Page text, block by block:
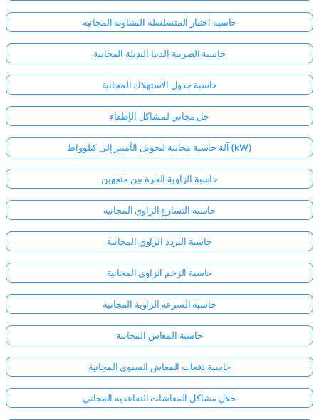
حاسبة اختبار المتسلسلة المتناوبة المجانية
حاسبة الضريبة الدنيا البديلة المجانية
حاسبة جدول الاستهلاك المجانية
حل مجاني لمشاكل الإطفاء
آلة حاسبة مجانية لتحويل الأمبير إلى كيلوواط (kW)
حاسبة الزاوية الحرة بين متجهين
حاسبة التسارع الزاوي المجانية
حاسبة التردد الزاوي المجانية
حاسبة الزخم الزاوي المجانية
حاسبة السرعة الزاوية المجانية
حاسبة المعاش المجانية
حاسبة دفعات المعاش السنوي المجانية
حلال مشاكل المعاشات التقاعدية المجاني